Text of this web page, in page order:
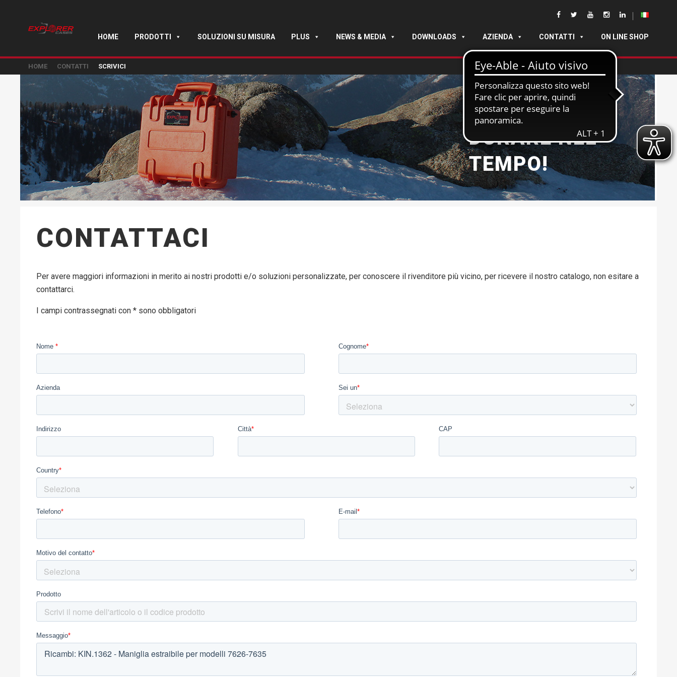
HOME PRODOTTI SOLUZIONI SU MISURA PLUS NEWS & MEDIA DOWNLOADS AZIENDA CONTATTI ON LINE SHOP
HOME CONTATTI SCRIVICI
NATE PER
DURARE NEL
TEMPO!
CONTATTACI
Per avere maggiori informazioni in merito ai nostri prodotti e/o soluzioni personalizzate, per conoscere il rivenditore più vicino, per ricevere il nostro catalogo, non esitare a
contattarci.
I campi contrassegnati con * sono obbligatori